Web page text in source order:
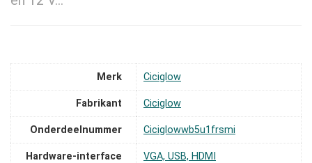
Merk ‎Ciciglow
Fabrikant ‎Ciciglow
Onderdeelnummer ‎Ciciglowwb5u1frsmi
Hardware-interface ‎VGA, USB, HDMI